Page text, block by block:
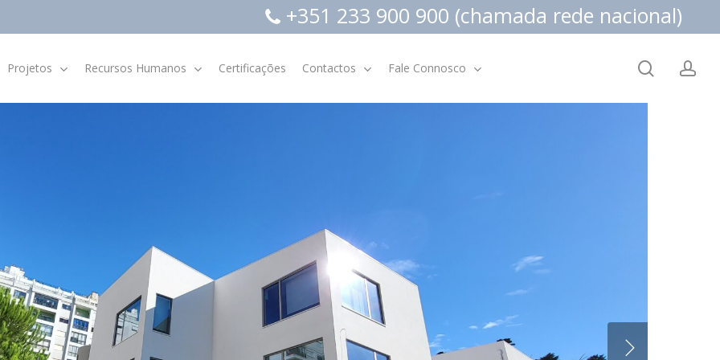
+351 233 900 900 (chamada rede nacional)
Indicadores Económicos e
Financeiros
Relatórios e Contas
Projetos Recursos Humanos Certificações Contactos Fale Connosco search